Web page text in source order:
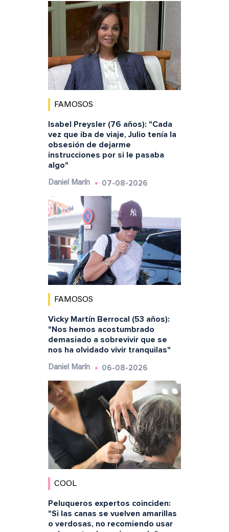
FAMOSOS
Isabel Preysler (76 años): "Cada
vez que iba de viaje, Julio tenía la
obsesión de dejarme
instrucciones por si le pasaba
algo"
Daniel Marín 07-08-2026
FAMOSOS
Vicky Martín Berrocal (53 años):
"Nos hemos acostumbrado
demasiado a sobrevivir que se
nos ha olvidado vivir tranquilas"
Daniel Marín 06-08-2026
COOL
Peluqueros expertos coinciden:
"Si las canas se vuelven amarillas
o verdosas, no recomiendo usar